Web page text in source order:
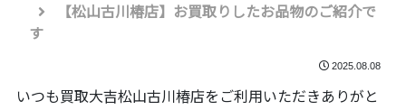
【松山古川椿店】お買取りしたお品物のご紹介で
す
2025.08.08
いつも買取大吉松山古川椿店をご利用いただきありがと